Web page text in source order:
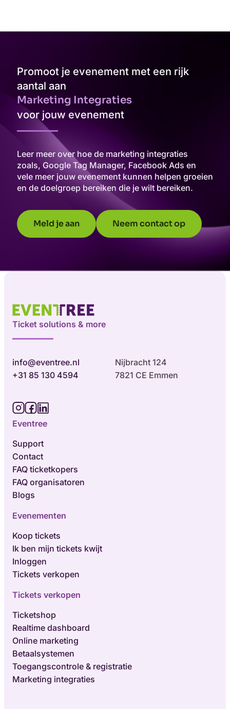
Promoot je evenement met een rijk
aantal aan
Marketing Integraties
voor jouw evenement
Leer meer over hoe de marketing integraties
zoals, Google Tag Manager, Facebook Ads en
vele meer jouw evenement kunnen helpen groeien
en de doelgroep bereiken die je wilt bereiken.
Meld je aan Neem contact op
Ticket solutions & more
info@eventree.nl
+31 85 130 4594
Nijbracht 124
7821 CE Emmen
Eventree
Support
Contact
FAQ ticketkopers
FAQ organisatoren
Blogs
Evenementen
Koop tickets
Ik ben mijn tickets kwijt
Inloggen
Tickets verkopen
Tickets verkopen
Ticketshop
Realtime dashboard
Online marketing
Betaalsystemen
Toegangscontrole & registratie
Marketing integraties